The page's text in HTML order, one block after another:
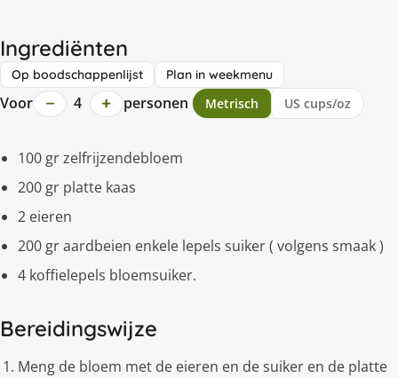
Ingrediënten
Op boodschappenlijst Plan in weekmenu
Voor − 4 + personen Metrisch US cups/oz
100 gr zelfrijzendebloem
200 gr platte kaas
2 eieren
200 gr aardbeien enkele lepels suiker ( volgens smaak )
4 koffielepels bloemsuiker.
Bereidingswijze
Meng de bloem met de eieren en de suiker en de platte